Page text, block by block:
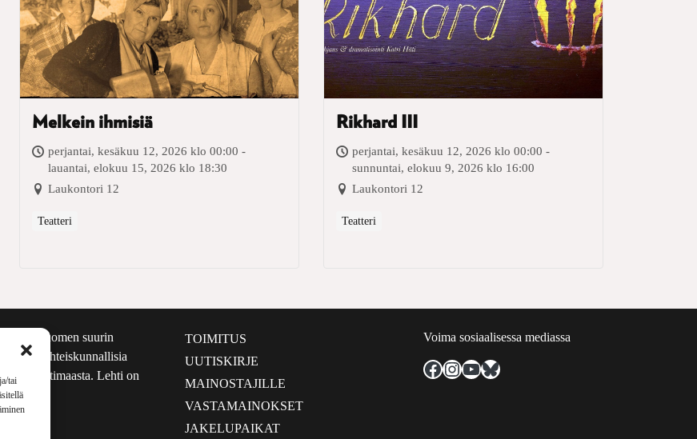
tai
Melkein ihmisiä
perjantai, kesäkuu 12, 2026 klo 00:00 -
lauantai, elokuu 15, 2026 klo 18:30
Laukontori 12
Teatteri
Rikhard III
perjantai, kesäkuu 12, 2026 klo 00:00 -
sunnuntai, elokuu 9, 2026 klo 16:00
Laukontori 12
Teatteri
Suomen suurin
esiin yhteiskunnallisia
kuin kotimaasta. Lehti on
TOIMITUS
UUTISKIRJE
MAINOSTAJILLE
VASTAMAINOKSET
JAKELUPAIKAT
Voima sosiaalisessa mediassa
Facebook
Instagram
YouTube
Bluesky